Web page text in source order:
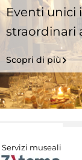
Eventi unici
straordinari
Scopri di più
Servizi museali